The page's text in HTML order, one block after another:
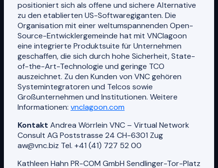
positioniert sich als offene und sichere Alternative
zu den etablierten US-Softwaregiganten. Die
Organisation mit einer weltumspannenden Open-
Source-Entwicklergemeinde hat mit VNClagoon
eine integrierte Produktsuite für Unternehmen
geschaffen, die sich durch hohe Sicherheit, State-
of-the-Art-Technologie und geringe TCO
auszeichnet. Zu den Kunden von VNC gehören
Systemintegratoren und Telcos sowie
Großunternehmen und Institutionen. Weitere
Informationen: vnclagoon.com
Kontakt Andrea Wörrlein VNC – Virtual Network
Consult AG Poststrasse 24 CH-6301 Zug
aw@vnc.biz Tel. +41 (41) 727 52 00 ​
Kathleen Hahn PR-COM GmbH Sendlinger-Tor-Platz